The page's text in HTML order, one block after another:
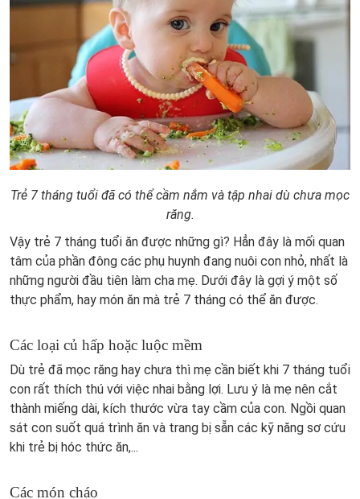
Trẻ 7 tháng tuổi đã có thể cầm nắm và tập nhai dù chưa mọc
răng.
Vậy trẻ 7 tháng tuổi ăn được những gì? Hẳn đây là mối quan
tâm của phần đông các phụ huynh đang nuôi con nhỏ, nhất là
những người đầu tiên làm cha mẹ. Dưới đây là gợi ý một số
thực phẩm, hay món ăn mà trẻ 7 tháng có thể ăn được.
Các loại củ hấp hoặc luộc mềm
Dù trẻ đã mọc răng hay chưa thì mẹ cần biết khi 7 tháng tuổi
con rất thích thú với việc nhai bằng lợi. Lưu ý là mẹ nên cắt
thành miếng dài, kích thước vừa tay cầm của con. Ngồi quan
sát con suốt quá trình ăn và trang bị sẵn các kỹ năng sơ cứu
khi trẻ bị hóc thức ăn,...
Các món cháo